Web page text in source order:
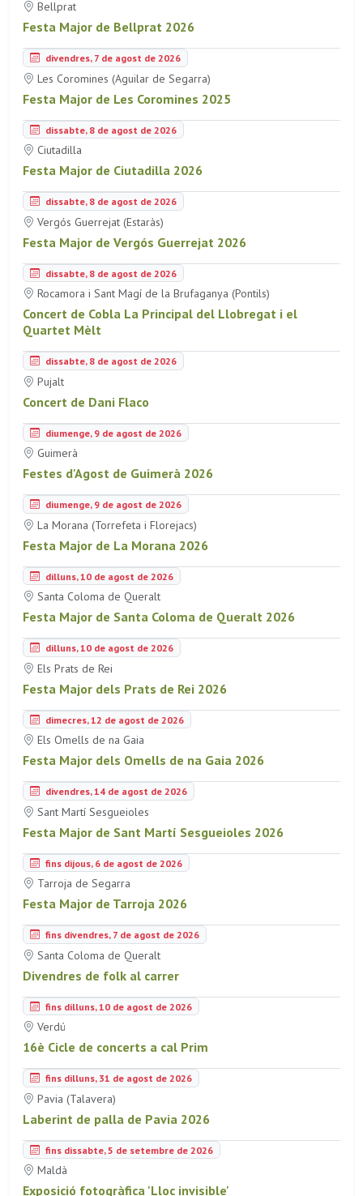
Bellprat
Festa Major de Bellprat 2026
divendres, 7 de agost de 2026
Les Coromines (Aguilar de Segarra)
Festa Major de Les Coromines 2025
dissabte, 8 de agost de 2026
Ciutadilla
Festa Major de Ciutadilla 2026
dissabte, 8 de agost de 2026
Vergós Guerrejat (Estaràs)
Festa Major de Vergós Guerrejat 2026
dissabte, 8 de agost de 2026
Rocamora i Sant Magí de la Brufaganya (Pontils)
Concert de Cobla La Principal del Llobregat i el
Quartet Mèlt
dissabte, 8 de agost de 2026
Pujalt
Concert de Dani Flaco
diumenge, 9 de agost de 2026
Guimerà
Festes d'Agost de Guimerà 2026
diumenge, 9 de agost de 2026
La Morana (Torrefeta i Florejacs)
Festa Major de La Morana 2026
dilluns, 10 de agost de 2026
Santa Coloma de Queralt
Festa Major de Santa Coloma de Queralt 2026
dilluns, 10 de agost de 2026
Els Prats de Rei
Festa Major dels Prats de Rei 2026
dimecres, 12 de agost de 2026
Els Omells de na Gaia
Festa Major dels Omells de na Gaia 2026
divendres, 14 de agost de 2026
Sant Martí Sesgueioles
Festa Major de Sant Martí Sesgueioles 2026
fins dijous, 6 de agost de 2026
Tarroja de Segarra
Festa Major de Tarroja 2026
fins divendres, 7 de agost de 2026
Santa Coloma de Queralt
Divendres de folk al carrer
fins dilluns, 10 de agost de 2026
Verdú
16è Cicle de concerts a cal Prim
fins dilluns, 31 de agost de 2026
Pavia (Talavera)
Laberint de palla de Pavia 2026
fins dissabte, 5 de setembre de 2026
Maldà
Exposició fotogràfica 'Lloc invisible'